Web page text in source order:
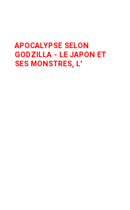
APOCALYPSE SELON
GODZILLA - LE JAPON ET
SES MONSTRES, L'